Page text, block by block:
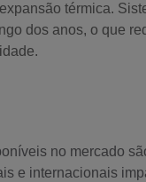
térmica.
dos anos, o que
no mercado
e internacionais